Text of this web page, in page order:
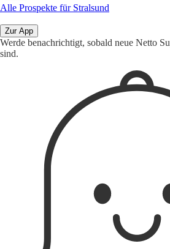
Alle Prospekte für Stralsund
Zur App
Werde benachrichtigt, sobald neue Netto
sind.